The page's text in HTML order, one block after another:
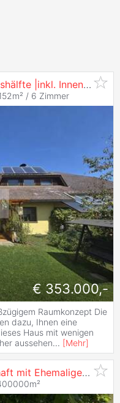
Familienfreundliche Doppelhaushälfte |inkl. Innenraumvisualisierung | Stadtnähe | 5 Zimmer |
/ 6 Zimmer
€ 353.000,-
Raumkonzept Die
dazu, Ihnen eine
Haus mit wenigen
aussehen... [Mehr]
k3 - Neu - Grosse Landwirtschaft mit Ehemaliger Hofstelle und Wirtschaftsgebäuden